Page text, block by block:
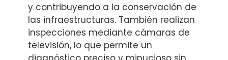
y contribuyendo a la conservación de
las infraestructuras. También realizan
inspecciones mediante cámaras de
televisión, lo que permite un